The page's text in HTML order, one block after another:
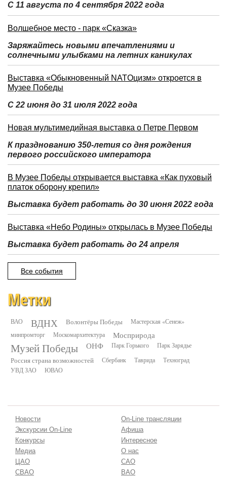
С 11 августа по 4 сентября 2022 года
Волшебное место - парк «Сказка»
Заряжайтесь новыми впечатлениями и
солнечными улыбками на летних каникулах
Выставка «Обыкновенный NATOцизм» откроется в
Музее Победы
С 22 июня до 31 июля 2022 года
Новая мультимедийная выставка о Петре Первом
К празднованию 350-летия со дня рождения
первого российского императора
В Музее Победы открывается выставка «Как пуховый
платок оборону крепил»
Выставка будет работать до 30 июня 2022 года
Выставка «Небо Родины» открылась в Музее Победы
Выставка будет работать до 24 апреля
Все события
Метки
ВАО ВДНХ Волонтёры Победы
Мастерская «Сенеж»
минпромторг
Москомархитектура Мосприрода
Музей Победы ОНФ Парк Горького Парк Зарядье
Россия страна возможностей Сбербанк Таврида
Техноград
УВД ЗАО
ЮВАО
Новости
On-Line трансляции
Экскурсии On-Line
Афиша
Конкурсы
Интересное
Медиа
О нас
ЦАО
САО
СВАО
ВАО